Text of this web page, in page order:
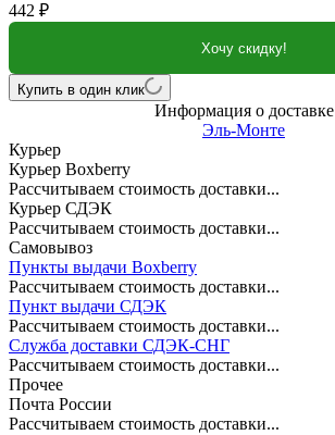
442 ₽
Хочу скидку!
Купить в один клик
Информация о доставке
Эль-Монте
Курьер
Курьер Boxberry
Рассчитываем стоимость доставки...
Курьер СДЭК
Рассчитываем стоимость доставки...
Самовывоз
Пункты выдачи Boxberry
Рассчитываем стоимость доставки...
Пункт выдачи СДЭК
Рассчитываем стоимость доставки...
Служба доставки СДЭК-СНГ
Рассчитываем стоимость доставки...
Прочее
Почта России
Рассчитываем стоимость доставки...